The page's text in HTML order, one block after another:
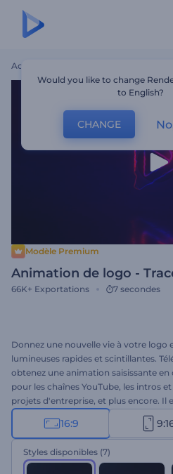
Accueil
Modèle Premium
Animation de logo -
66K+ Exportations 7 secondes
Donnez une nouvelle vie à votre logo
lumineuses rapides et scintillantes.
obtenez une animation saisissante
pour les chaînes YouTube, les intros
projets d'entreprise, et plus encore. Il
l'identité de votre marque. Essayez
lumière" dès maintenant !
16:9
Styles disponibles (7)
Would you like to change
to English?
CHANGE